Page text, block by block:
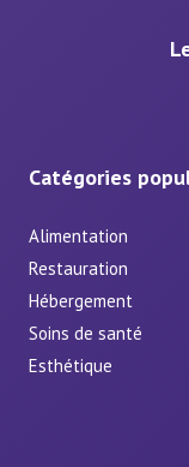
Catégories
Alimentation
Restauration
Hébergement
Soins de santé
Esthétique